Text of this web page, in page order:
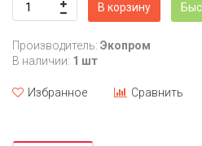
В корзину
Производитель: Экопром
В наличии: 1 шт
Избранное Сравнить